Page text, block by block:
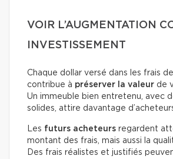
VOIR L’AUGMENTATION
INVESTISSEMENT
Chaque dollar versé dans les frais
contribue à préserver la valeur de
Un immeuble bien entretenu, avec
solides, attire davantage
Les futurs acheteurs regardent
montant des frais, mais aussi la
Des frais réalistes et justifiés